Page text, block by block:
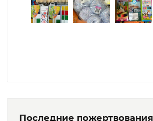
Последние пожертвования